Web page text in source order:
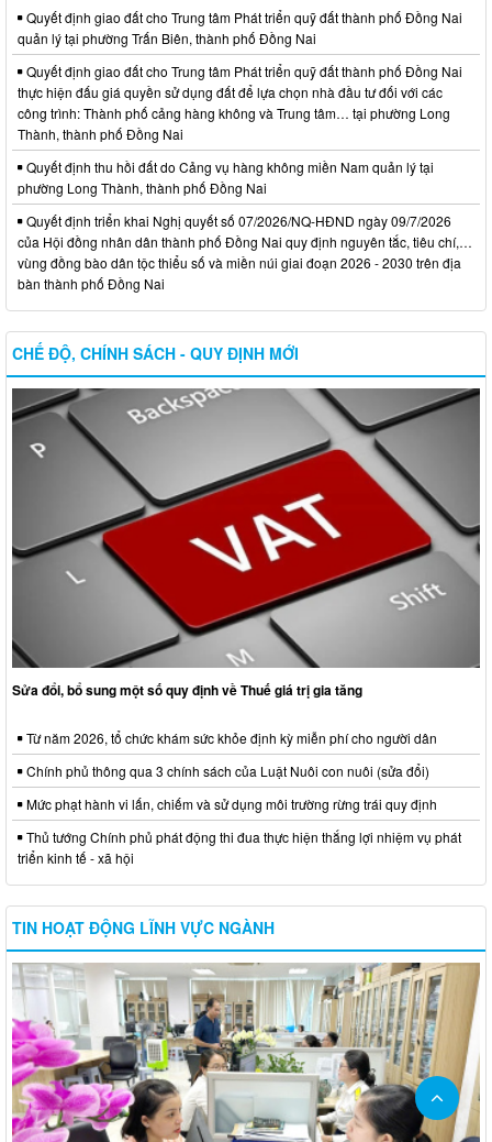
Quyết định giao đất cho Trung tâm Phát triển quỹ đất thành phố Đồng Nai
quản lý tại phường Trấn Biên, thành phố Đồng Nai
Quyết định giao đất cho Trung tâm Phát triển quỹ đất thành phố Đồng Nai
thực hiện đấu giá quyền sử dụng đất để lựa chọn nhà đầu tư đối với các
công trình: Thành phố cảng hàng không và Trung tâm… tại phường Long
Thành, thành phố Đồng Nai
Quyết định thu hồi đất do Cảng vụ hàng không miền Nam quản lý tại
phường Long Thành, thành phố Đồng Nai
Quyết định triển khai Nghị quyết số 07/2026/NQ-HĐND ngày 09/7/2026
của Hội đồng nhân dân thành phố Đồng Nai quy định nguyên tắc, tiêu chí,…
vùng đồng bào dân tộc thiểu số và miền núi giai đoạn 2026 - 2030 trên địa
bàn thành phố Đồng Nai
CHẾ ĐỘ, CHÍNH SÁCH - QUY ĐỊNH MỚI
Sửa đổi, bổ sung một số quy định về Thuế giá trị gia tăng
Từ năm 2026, tổ chức khám sức khỏe định kỳ miễn phí cho người dân
Chính phủ thông qua 3 chính sách của Luật Nuôi con nuôi (sửa đổi)
Mức phạt hành vi lấn, chiếm và sử dụng môi trường rừng trái quy định
Thủ tướng Chính phủ phát động thi đua thực hiện thắng lợi nhiệm vụ phát
triển kinh tế - xã hội
TIN HOẠT ĐỘNG LĨNH VỰC NGÀNH